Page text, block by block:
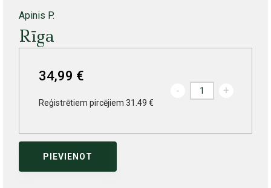
Apinis P.
Rīga
34,99 €
Reģistrētiem pircējiem 31.49 €
- +
PIEVIENOT